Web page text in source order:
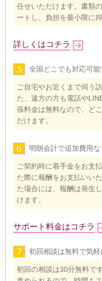
任せいただけます。書類
ートし、負担を最小限に抑
詳しくはコチラ
5 全国どこでも対応可
ご自宅やお近くまで伺う
た、遠方の方も電話や
張料金は無料なので、ど
だけます。
6 明朗会計で追加費用な
ご契約時に着手金をお支
た際に報酬をお支払いい
た場合には、報酬は発生
けます。
サポート料金はコチラ
7 初回相談は無料で気軽
初回の相談は30分無料で